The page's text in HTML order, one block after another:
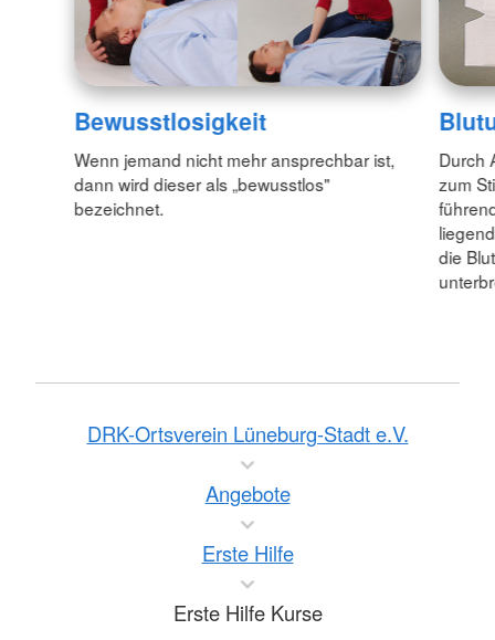
Bewusstlosigkeit
Wenn jemand nicht mehr ansprechbar ist,
dann wird dieser als „bewusstlos"
bezeichnet.
Durch
zum
die
DRK-Ortsverein Lüneburg-Stadt e.V.
Angebote
Erste Hilfe
Erste Hilfe Kurse